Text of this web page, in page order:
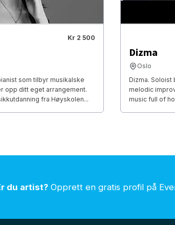
Kr 2 500
som tilbyr musikalske
opp ditt eget arrangement.
fra Høyskolen...
Dizma
Oslo
Dizma. Soloist
melodic
music full of
du artist? Opprett en gratis profil på